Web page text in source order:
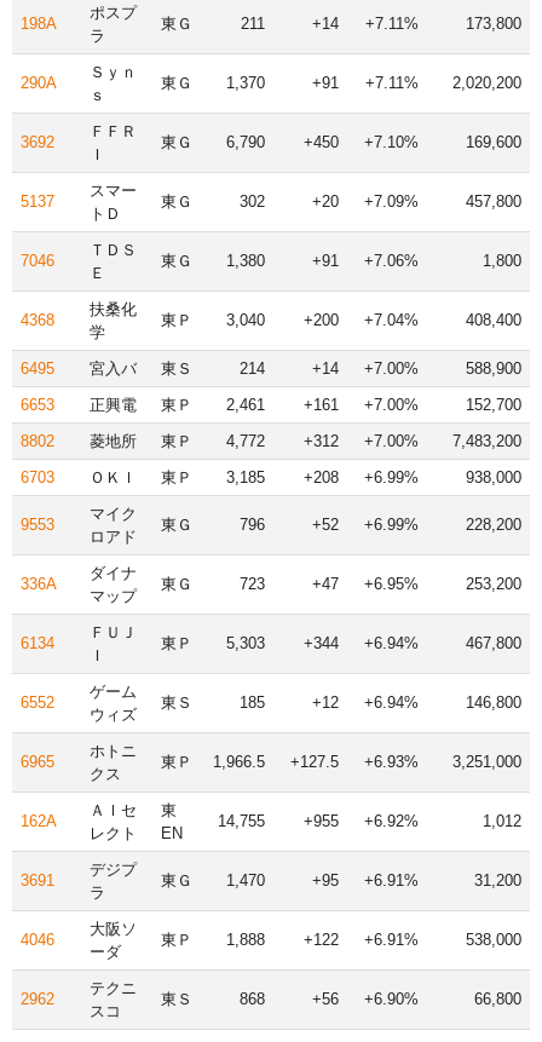
198A
ポスプ
ラ
東Ｇ 211 +14 +7.11% 173,800
290A
Ｓｙｎ
ｓ
東Ｇ 1,370 +91 +7.11% 2,020,200
3692
ＦＦＲ
Ｉ
東Ｇ 6,790 +450 +7.10% 169,600
5137
スマー
トＤ
東Ｇ 302 +20 +7.09% 457,800
7046
ＴＤＳ
Ｅ
東Ｇ 1,380 +91 +7.06% 1,800
4368
扶桑化
学
東Ｐ 3,040 +200 +7.04% 408,400
6495 宮入バ 東Ｓ 214 +14 +7.00%
588,900
6653
正興電 東Ｐ 2,461 +161 +7.00%
152,700
8802
菱地所 東Ｐ 4,772 +312 +7.00%
7,483,200
6703
ＯＫＩ 東Ｐ 3,185 +208 +6.99% 938,000
9553
マイク
ロアド
東Ｇ 796 +52 +6.99% 228,200
336A
ダイナ
マップ
東Ｇ 723 +47 +6.95% 253,200
6134
ＦＵＪ
Ｉ
東Ｐ 5,303 +344 +6.94% 467,800
6552
ゲーム
ウィズ
東Ｓ 185 +12 +6.94% 146,800
6965
ホトニ
クス
東Ｐ 1,966.5 +127.5 +6.93% 3,251,000
162A
ＡＩセ
レクト
東
EN
14,755 +955 +6.92% 1,012
3691
デジプ
ラ
東Ｇ 1,470 +95 +6.91% 31,200
4046
大阪ソ
ーダ
東Ｐ 1,888 +122 +6.91% 538,000
2962
テクニ
スコ
東Ｓ 868 +56 +6.90% 66,800